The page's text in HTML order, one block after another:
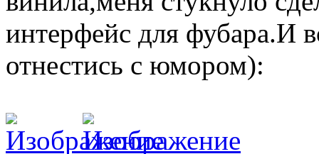
интерфейс для фубара.И
отнестись с юмором):